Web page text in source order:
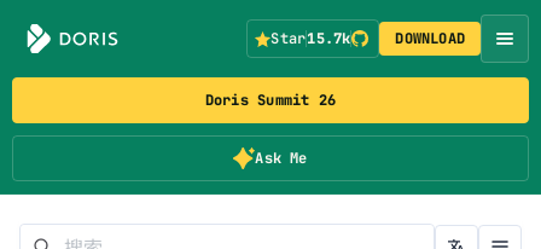
Doris Summit 26
Ask Me
Star15.7k DOWNLOAD